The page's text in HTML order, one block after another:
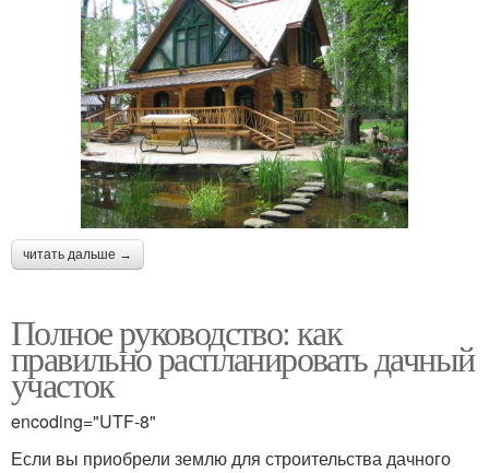
читать дальше →
Полное руководство: как
правильно распланировать дачный
участок
encoding="UTF-8"
Если вы приобрели землю для строительства дачного